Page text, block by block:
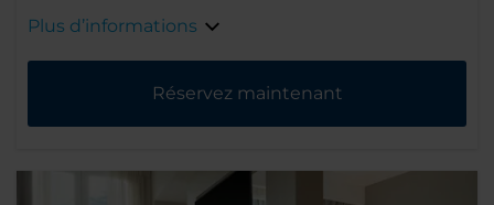
Plus d’informations
Réservez maintenant